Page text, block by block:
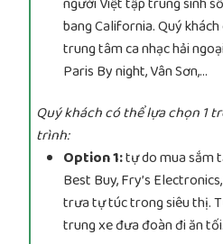
bang California. Quý
trung tâm ca nhạc hải
Paris By night, Vân Sơn,…
Quý khách có thể lựa chọn 1
trình:
Option 1:tự do mua sắm
Best Buy, Fry’s
trưa tự túc trong siêu thị.
trung xe đưa đoàn đi ăn tối.